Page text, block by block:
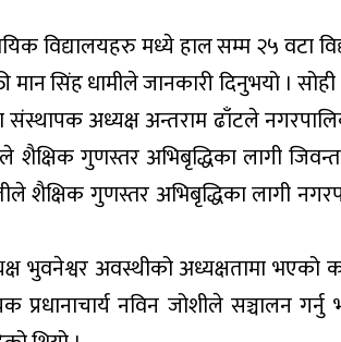
विद्यालयहरु मध्ये हाल सम्म २५
मान सिंह धामीले जानकारी दिनुभयो ।
अध्यक्ष अन्तराम ढाँटले
शैक्षिक गुणस्तर अभिबृद्धिका लागी
शैक्षिक गुणस्तर अभिबृद्धिका लागी
भुवनेश्वर अवस्थीको अध्यक्षतामा भएको
नविन जोशीले सञ्चालन गर्नु